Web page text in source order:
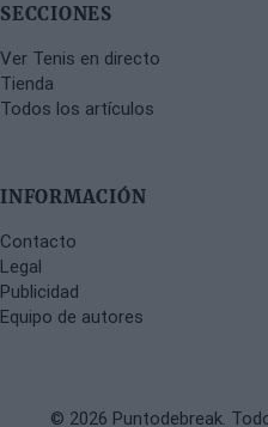
SECCIONES
Ver Tenis en directo
Tienda
Todos los artículos
INFORMACIÓN
Contacto
Legal
Publicidad
Equipo de autores
© 2026 Puntodebreak.